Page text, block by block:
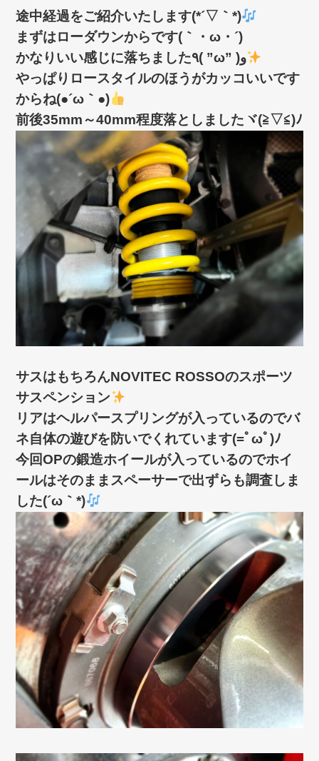
途中経過をご紹介いたします(*´▽｀*)
まずはローダウンからです(｀・ω・´)ゞ
かなりいい感じに落ちました٩( ”ω” )و
やっぱりロースタイルのほうがカッコいいです
からね(●´ω｀●)
前後35mm～40mm程度落としましたヾ(≧▽≦)ﾉ
サスはもちろんNOVITEC ROSSOのスポーツ
サスペンション
リアはヘルパースプリングが入っているのでバ
ネ自体の遊びを防いでくれています(=ﾟωﾟ)ﾉ
今回OPの鍛造ホイールが入っているのでホイ
ールはそのままスペーサーで出ずらも調査しま
した(´ω｀*)